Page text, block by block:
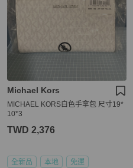
Michael Kors
MICHAEL KORS白色手拿包 尺寸19*
10*3
TWD 2,376
全新品 本地 免運